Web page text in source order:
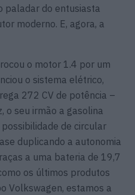
paladar do entusiasta
moderno. E, agora, a
o motor 1.4 por um
o sistema elétrico,
272 CV de potência –
o seu irmão a gasolina
de circular
duplicando a autonomia
a uma bateria de 19,7
os últimos produtos
Volkswagen, estamos a